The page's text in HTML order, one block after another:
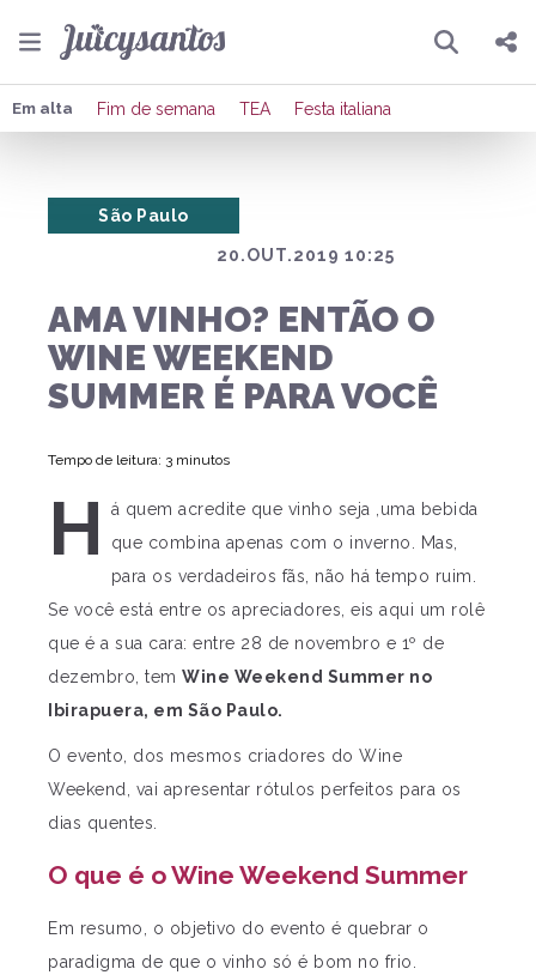
Pesquisar
Compartilhar
Publicar no X
Em alta Fim de semana TEA Festa italiana
20.OUT.2019 10:25
São Paulo
AMA VINHO? ENTÃO O
WINE WEEKEND
SUMMER É PARA VOCÊ
Tempo de leitura: 3 minutos
H
á quem acredite que vinho seja ,uma bebida
que combina apenas com o inverno. Mas,
para os verdadeiros fãs, não há tempo ruim.
Se você está entre os apreciadores, eis aqui um rolê
que é a sua cara: entre 28 de novembro e 1º de
dezembro, tem Wine Weekend Summer no
Ibirapuera, em São Paulo.
O evento, dos mesmos criadores do Wine
Weekend, vai apresentar rótulos perfeitos para os
dias quentes.
O que é o Wine Weekend Summer
Em resumo, o objetivo do evento é quebrar o
paradigma de que o vinho só é bom no frio.